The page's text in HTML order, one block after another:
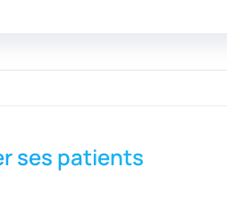
ses patients